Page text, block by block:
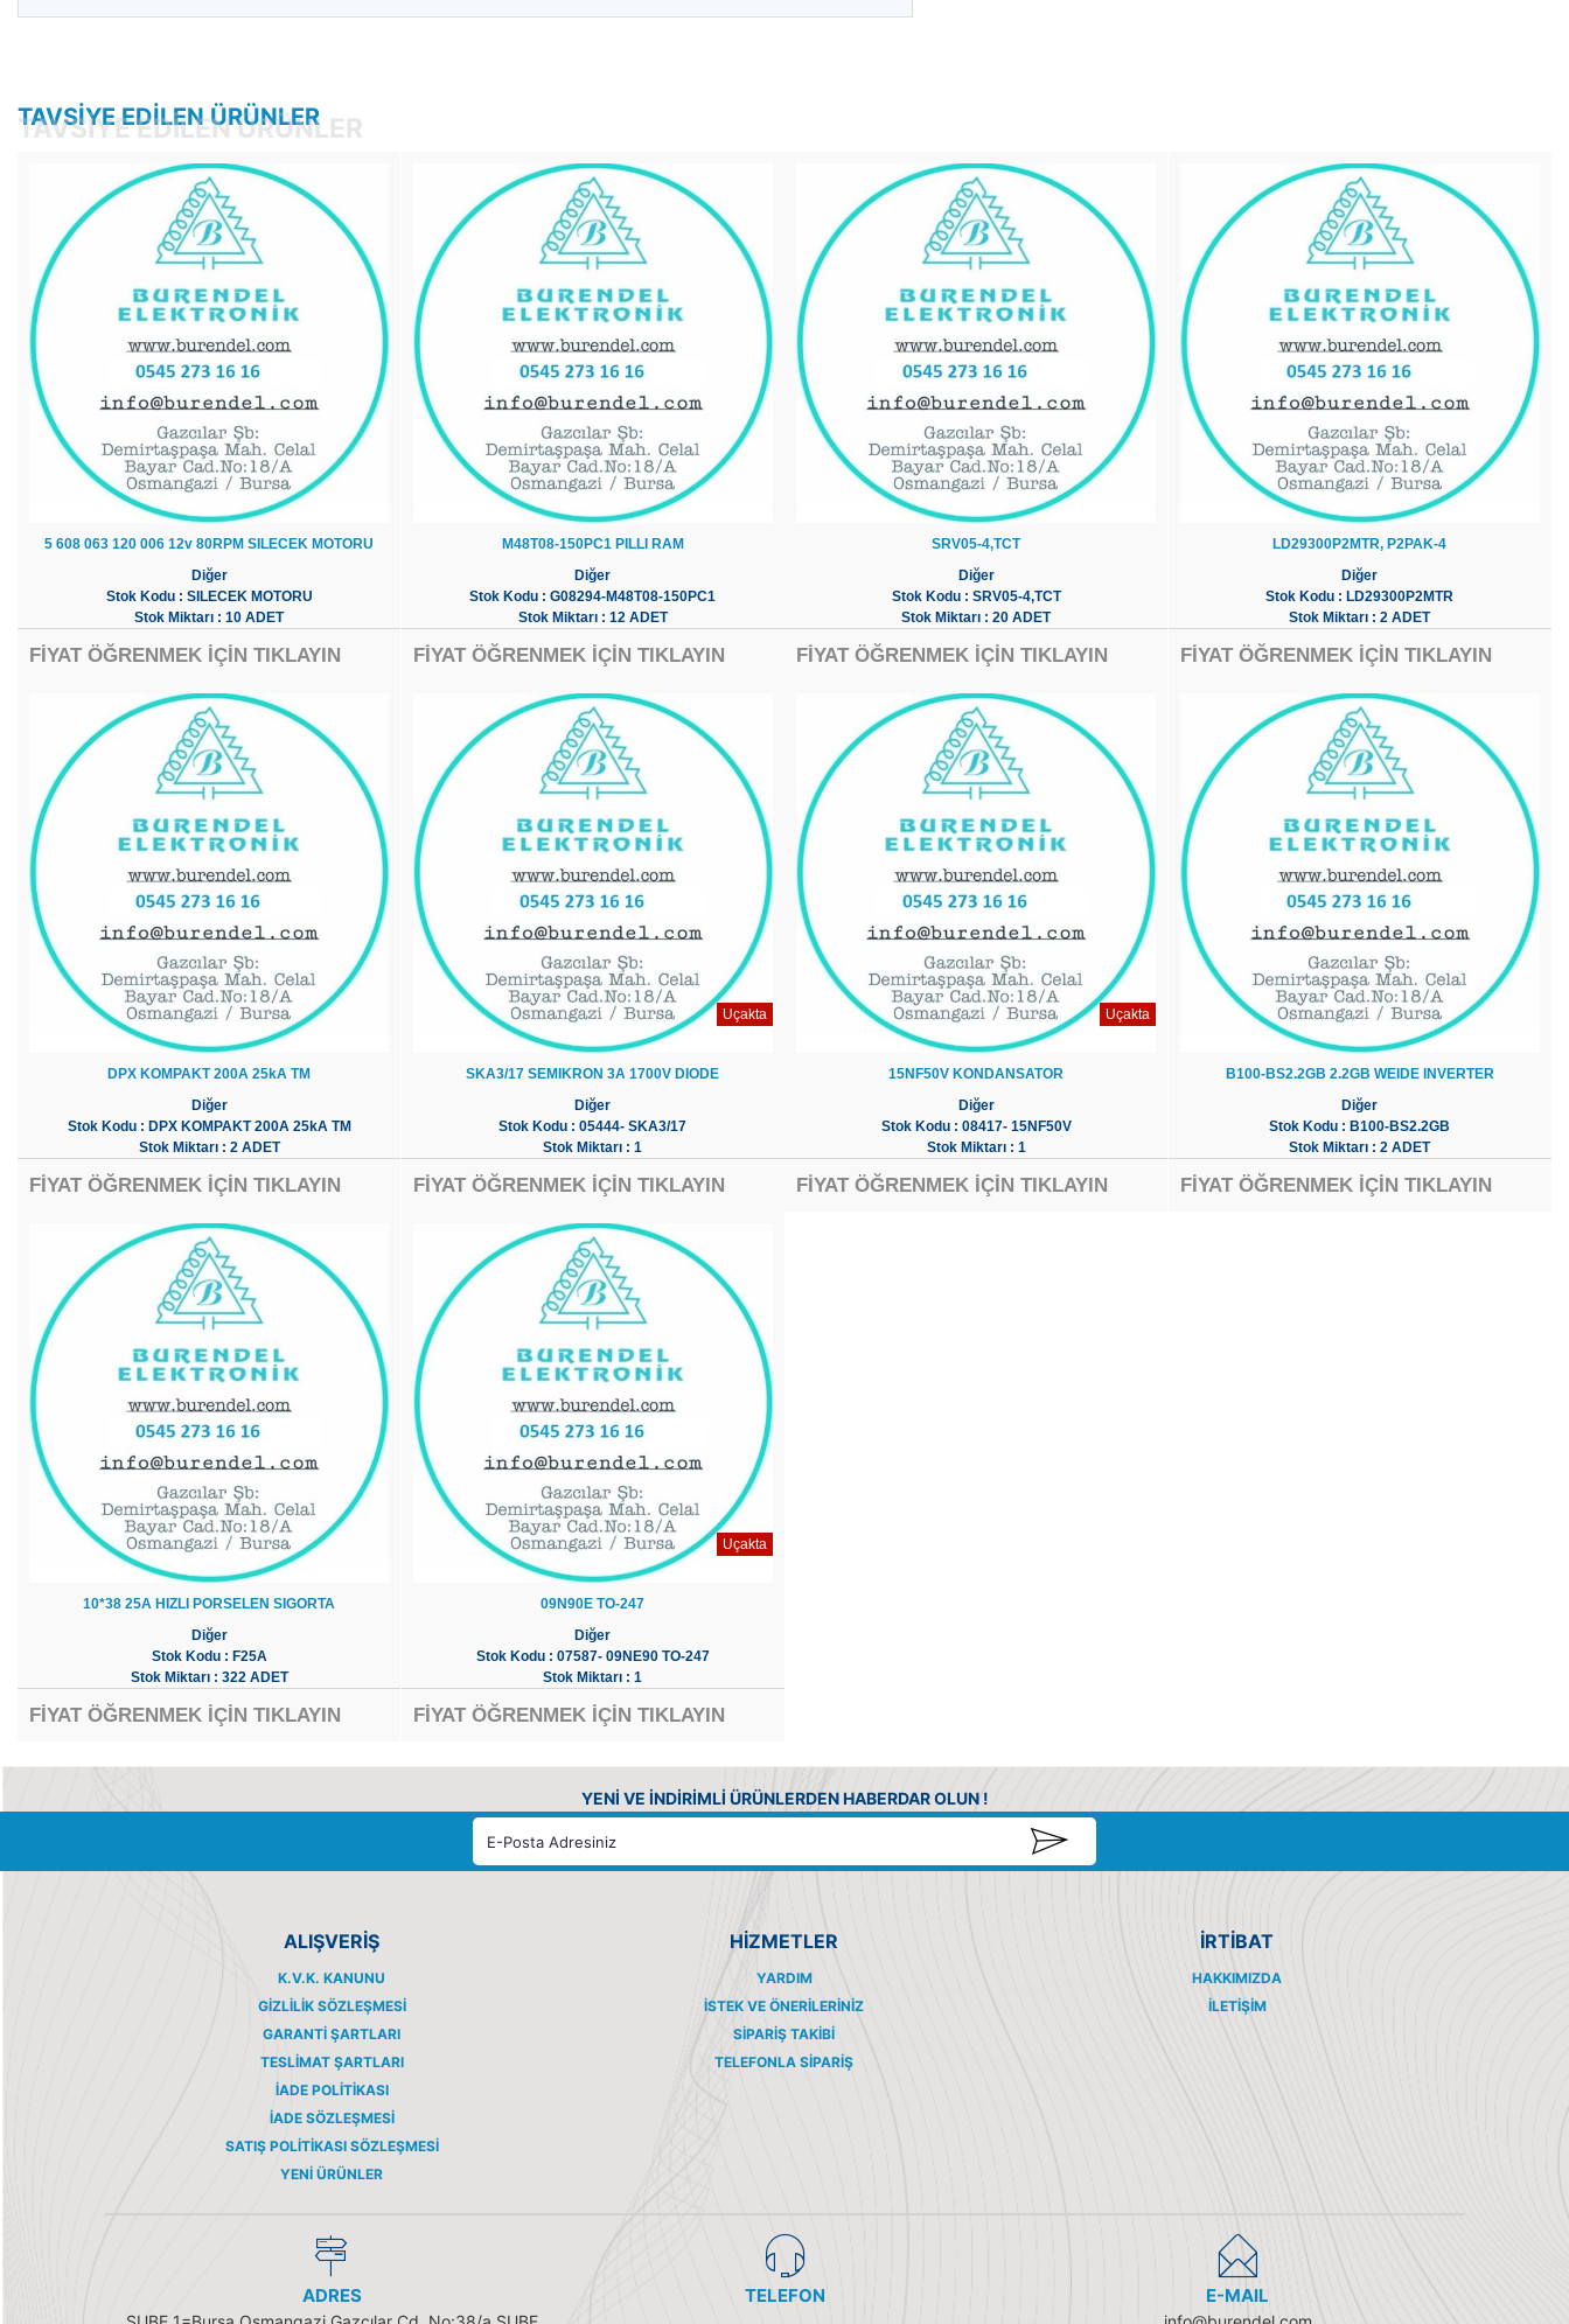
TAVSIYE EDILEN ÜRÜNLER
TAVSIYE EDILEN ÜRÜNLER
5 608 063 120 006 12v 80RPM SILECEK MOTORU
Diğer
Stok Kodu : SILECEK MOTORU
Stok Miktarı : 10 ADET
FİYAT ÖĞRENMEK İÇİN TIKLAYIN
M48T08-150PC1 PILLI RAM
Diğer
Stok Kodu : G08294-M48T08-150PC1
Stok Miktarı : 12 ADET
FİYAT ÖĞRENMEK İÇİN TIKLAYIN
SRV05-4,TCT
Diğer
Stok Kodu : SRV05-4,TCT
Stok Miktarı : 20 ADET
FİYAT ÖĞRENMEK İÇİN TIKLAYIN
LD29300P2MTR, P2PAK-4
Diğer
Stok Kodu : LD29300P2MTR
Stok Miktarı : 2 ADET
FİYAT ÖĞRENMEK İÇİN TIKLAYIN
DPX KOMPAKT 200A 25kA TM
Diğer
Stok Kodu : DPX KOMPAKT 200A 25kA TM
Stok Miktarı : 2 ADET
FİYAT ÖĞRENMEK İÇİN TIKLAYIN
Uçakta
SKA3/17 SEMIKRON 3A 1700V DIODE
Diğer
Stok Kodu : 05444- SKA3/17
Stok Miktarı : 1
FİYAT ÖĞRENMEK İÇİN TIKLAYIN
Uçakta
15NF50V KONDANSATOR
Diğer
Stok Kodu : 08417- 15NF50V
Stok Miktarı : 1
FİYAT ÖĞRENMEK İÇİN TIKLAYIN
B100-BS2.2GB 2.2GB WEIDE INVERTER
Diğer
Stok Kodu : B100-BS2.2GB
Stok Miktarı : 2 ADET
FİYAT ÖĞRENMEK İÇİN TIKLAYIN
10*38 25A HIZLI PORSELEN SIGORTA
Diğer
Stok Kodu : F25A
Stok Miktarı : 322 ADET
FİYAT ÖĞRENMEK İÇİN TIKLAYIN
Uçakta
09N90E TO-247
Diğer
Stok Kodu : 07587- 09NE90 TO-247
Stok Miktarı : 1
FİYAT ÖĞRENMEK İÇİN TIKLAYIN
YENİ VE İNDİRİMLİ ÜRÜNLERDEN HABERDAR OLUN !
ALIŞVERİŞ
K.V.K. KANUNU
GIZLILIK SÖZLEŞMESI
GARANTI ŞARTLARI
TESLIMAT ŞARTLARI
İADE POLITIKASI
İADE SÖZLEŞMESI
SATIŞ POLITIKASI SÖZLEŞMESI
YENI ÜRÜNLER
HİZMETLER
YARDIM
İSTEK VE ÖNERILERINIZ
SIPARIŞ TAKIBI
TELEFONLA SIPARIŞ
İRTİBAT
HAKKIMIZDA
İLETIŞIM
ADRES TELEFON E-MAIL